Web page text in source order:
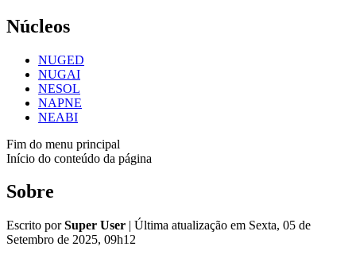
Núcleos
NUGED
NUGAI
NESOL
NAPNE
NEABI
Fim do menu principal
Início do conteúdo da página
Sobre
Escrito porSuper User | Última atualização em Sexta, 05 de
Setembro de 2025, 09h12